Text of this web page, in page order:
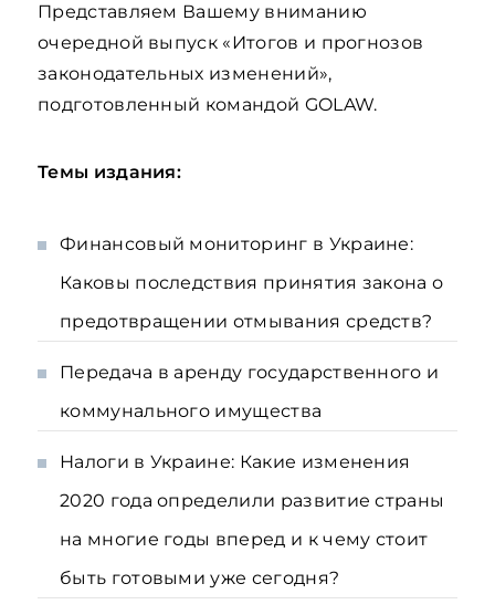
Представляем Вашему вниманию
очередной выпуск «Итогов и прогнозов
законодательных изменений»,
подготовленный командой GOLAW.
Темы издания:
Финансовый мониторинг в Украине:
Каковы последствия принятия закона о
предотвращении отмывания средств?
Передача в аренду государственного и
коммунального имущества
Налоги в Украине: Какие изменения
2020 года определили развитие страны
на многие годы вперед и к чему стоит
быть готовыми уже сегодня?